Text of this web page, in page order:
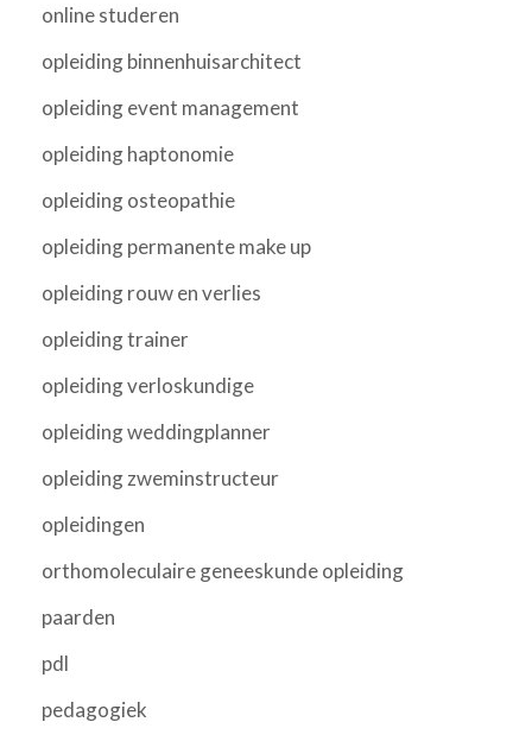
online studeren
opleiding binnenhuisarchitect
opleiding event management
opleiding haptonomie
opleiding osteopathie
opleiding permanente make up
opleiding rouw en verlies
opleiding trainer
opleiding verloskundige
opleiding weddingplanner
opleiding zweminstructeur
opleidingen
orthomoleculaire geneeskunde opleiding
paarden
pdl
pedagogiek